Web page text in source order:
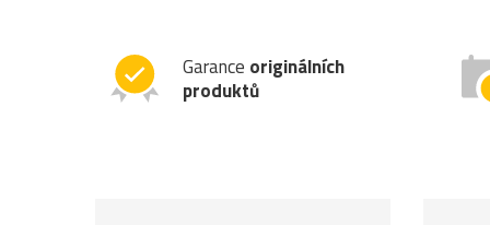
Garance originálních
produktů